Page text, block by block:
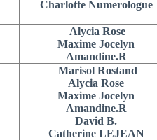
Charlotte Numerologue
Alycia Rose
Maxime Jocelyn
Amandine.R
Marisol Rostand
Alycia Rose
Maxime Jocelyn
Amandine.R
David B.
Catherine LEJEAN